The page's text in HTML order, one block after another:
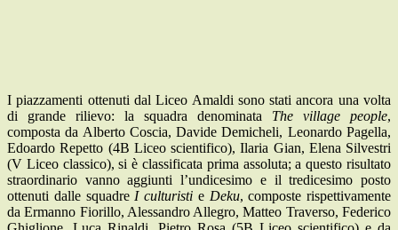
I piazzamenti ottenuti dal Liceo Amaldi sono stati ancora una volta
di grande rilievo: la squadra denominata The village people,
composta da Alberto Coscia, Davide Demicheli, Leonardo Pagella,
Edoardo Repetto (4B Liceo scientifico), Ilaria Gian, Elena Silvestri
(V Liceo classico), si è classificata prima assoluta; a questo risultato
straordinario vanno aggiunti l’undicesimo e il tredicesimo posto
ottenuti dalle squadre I culturisti e Deku, composte rispettivamente
da Ermanno Fiorillo, Alessandro Allegro, Matteo Traverso, Federico